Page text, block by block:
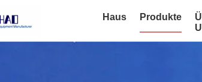
Haus Produkte